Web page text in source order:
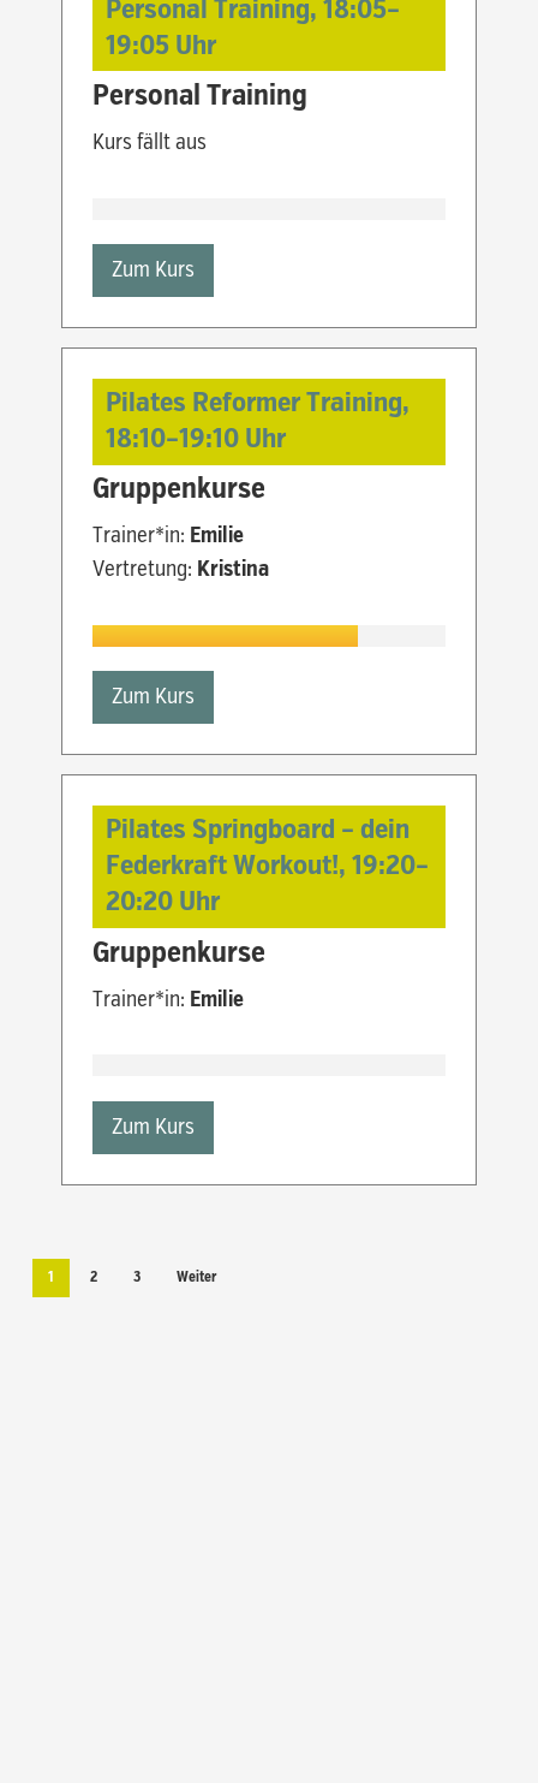
Personal Training,18:05–
19:05 Uhr
Personal Training
Kurs fällt aus
Zum Kurs
Pilates Reformer Training,
18:10–19:10 Uhr
Gruppenkurse
Trainer*in: Emilie
Vertretung: Kristina
Zum Kurs
Pilates Springboard – dein
Federkraft Workout!,19:20–
20:20 Uhr
Gruppenkurse
Trainer*in: Emilie
Zum Kurs
1 2 3 Weiter